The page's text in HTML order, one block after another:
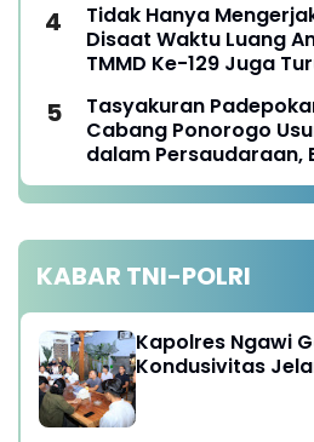
Tidak Hanya
Disaat Waktu Luang
TMMD Ke-129 Juga
Tasyakuran
Cabang Ponorogo
dalam Persaudaraan,
Keikhlasan dan
Tanggungjawab
KABAR TNI-POLRI
Kapolres Ngawi
Kondusivitas